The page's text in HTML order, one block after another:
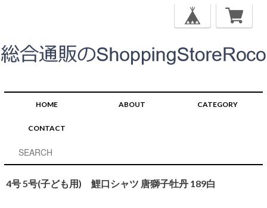
HOME ABOUT CATEGORY
CONTACT
4号 5号(子ども用) 鯉口シャツ 唐獅子牡丹 189白